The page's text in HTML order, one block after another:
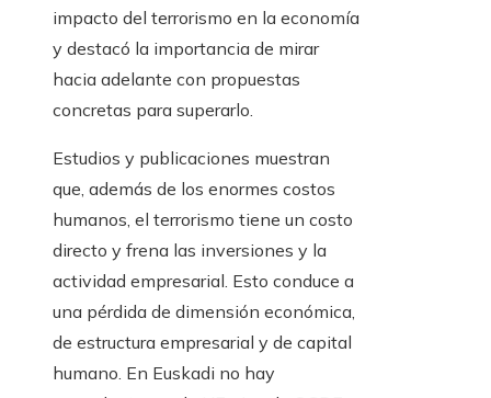
impacto del terrorismo en la economía
y destacó la importancia de mirar
hacia adelante con propuestas
concretas para superarlo.
Estudios y publicaciones muestran
que, además de los enormes costos
humanos, el terrorismo tiene un costo
directo y frena las inversiones y la
actividad empresarial. Esto conduce a
una pérdida de dimensión económica,
de estructura empresarial y de capital
humano. En Euskadi no hay